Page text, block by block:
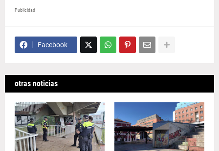
Publicidad
Facebook
otras noticias